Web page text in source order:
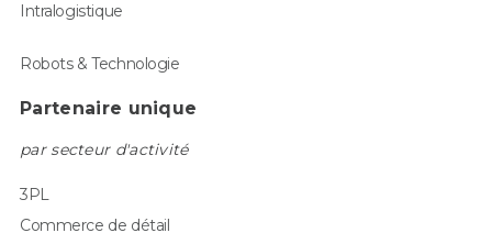
Intralogistique
Robots & Technologie
Partenaire unique
par secteur d'activité
3PL
Commerce de détail